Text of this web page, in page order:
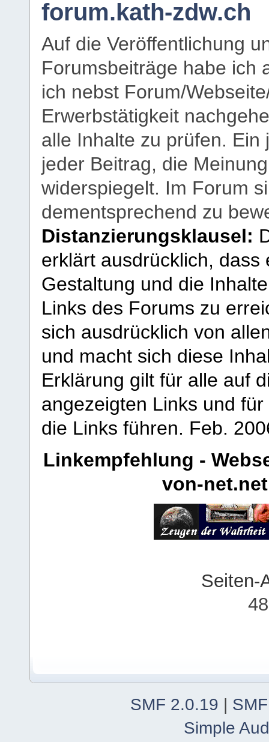
forum.kath-zdw.ch
Auf die Veröffentlichung
Forumsbeiträge habe ich
ich nebst Forum/
Erwerbstätigkeit
alle Inhalte zu prüfen.
jeder Beitrag, die
widerspiegelt. Im Forum
dementsprechend zu
Distanzierungsklausel:
erklärt ausdrücklich,
Gestaltung und die
Links des Forums zu
sich ausdrücklich von
und macht sich diese
Erklärung gilt für alle auf
angezeigten Links und
die Links führen. Feb.
Linkempfehlung -
von-net.net
Seiten-
SMF 2.0.19 |
Simple